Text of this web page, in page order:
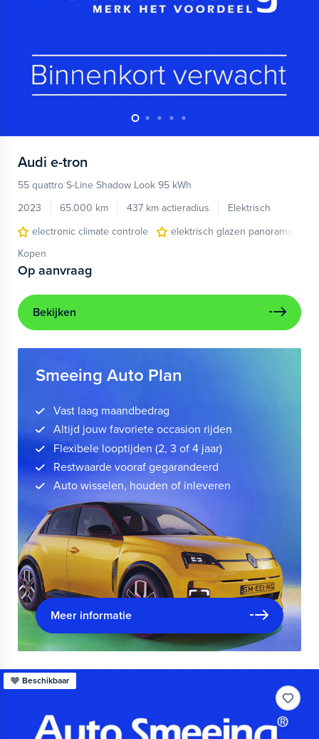
Audi e-tron
55 quattro S-Line Shadow Look 95 kWh
2023
65.000 km 437 km actieradius
Elektrisch
electronic climate controle
elektrisch glazen panorama-dak
Kopen
Op aanvraag
Bekijken
Smeeing Auto Plan
Vast laag maandbedrag
Altijd jouw favoriete occasion rijden
Flexibele looptijden (2, 3 of 4 jaar)
Restwaarde vooraf gegarandeerd
Auto wisselen, houden of inleveren
Meer informatie
Beschikbaar